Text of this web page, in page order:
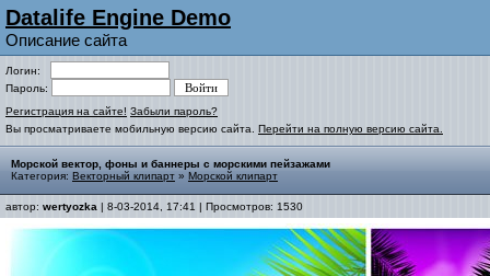
Datalife Engine Demo
Описание сайта
Логин:
Пароль:
Регистрация на сайте! Забыли пароль?
Вы просматриваете мобильную версию сайта. Перейти на полную версию сайта.
Морской вектор, фоны и баннеры с морскими пейзажами
Категория: Векторный клипарт » Морской клипарт
автор: wertyozka | 8-03-2014, 17:41 | Просмотров: 1530